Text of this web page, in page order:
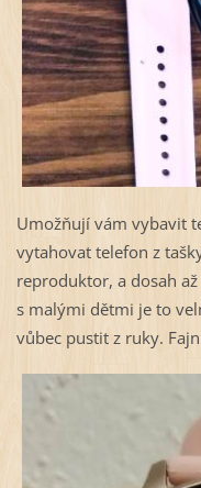
Umožňují vám vybavit
vytahovat telefon z
reproduktor, a dosah
s malými dětmi je to
vůbec pustit z ruky.